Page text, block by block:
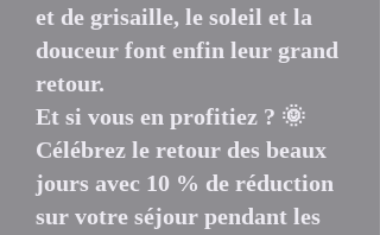
et de grisaille, le soleil et la
douceur font enfin leur grand
retour.
Et si vous en profitiez ? 🌞
Célébrez le retour des beaux
jours avec 10 % de réduction
sur votre séjour pendant les